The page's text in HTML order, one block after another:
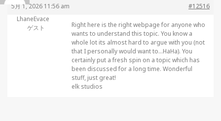
5月 1, 2026 11:56 am
#12516
LhaneEvace
ゲスト
Right here is the right webpage for anyone who
wants to understand this topic. You know a
whole lot its almost hard to argue with you (not
that I personally would want to…HaHa). You
certainly put a fresh spin on a topic which has
been discussed for a long time. Wonderful
stuff, just great!
elk studios